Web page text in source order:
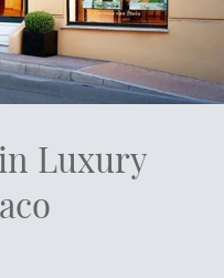
Luxury